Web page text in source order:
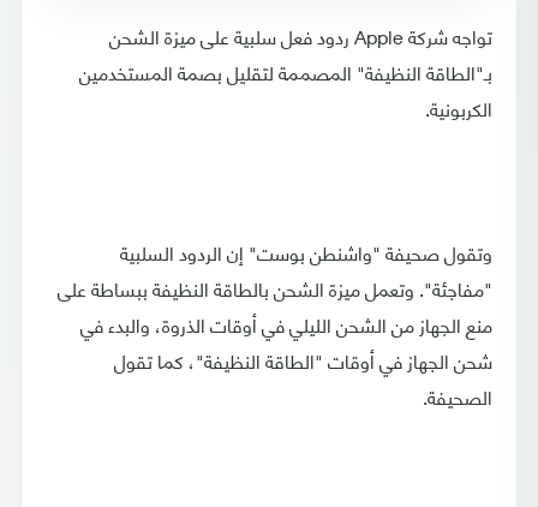
تواجه شركة Apple ردود فعل سلبية على ميزة الشحن
بـ"الطاقة النظيفة" المصممة لتقليل بصمة المستخدمين
الكربونية.
وتقول صحيفة "واشنطن بوست" إن الردود السلبية
"مفاجئة". وتعمل ميزة الشحن بالطاقة النظيفة ببساطة على
منع الجهاز من الشحن الليلي في أوقات الذروة، والبدء في
شحن الجهاز في أوقات "الطاقة النظيفة"، كما تقول
الصحيفة.